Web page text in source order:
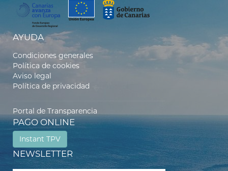
AYUDA
Condiciones generales
Política de cookies
Aviso legal
Política de privacidad
Portal de Transparencia
PAGO ONLINE
Instant TPV
NEWSLETTER